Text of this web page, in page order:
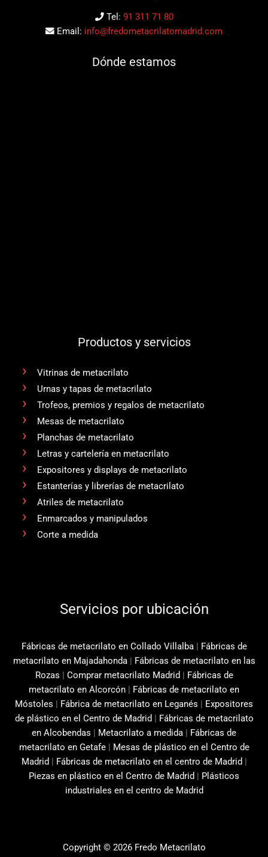
Tel: 91 311 71 80
Email: info@fredometacrilatomadrid.com
Dónde estamos
Productos y servicios
Vitrinas de metacrilato
Urnas y tapas de metacrilato
Trofeos, premios y regalos de metacrilato
Mesas de metacrilato
Planchas de metacrilato
Letras y cartelería en metacrilato
Expositores y displays de metacrilato
Estanterías y librerías de metacrilato
Atriles de metacrilato
Enmarcados y manipulados
Corte a medida
Servicios por ubicación
Fábricas de metacrilato en Collado Villalba| Fábricas de
metacrilato en Majadahonda| Fábricas de metacrilato en las
Rozas | Comprar metacrilato Madrid | Fábricas de
metacrilato en Alcorcón | Fábricas de metacrilato en
Móstoles | Fábrica de metacrilato en Leganés | Expositores
de plástico en el Centro de Madrid | Fábricas de metacrilato
en Alcobendas | Metacrilato a medida | Fábricas de
metacrilato en Getafe| Mesas de plástico en el Centro de
Madrid | Fábricas de metacrilato en el centro de Madrid |
Piezas en plástico en el Centro de Madrid | Plásticos
industriales en el centro de Madrid
Copyright © 2026 Fredo Metacrilato